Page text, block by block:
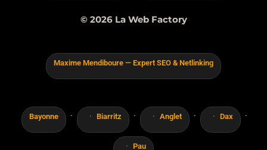
© 2026 La Web Factory
Maxime Mendiboure — Expert SEO & Netlinking
Bayonne · Biarritz · Anglet · Dax ·
Pau